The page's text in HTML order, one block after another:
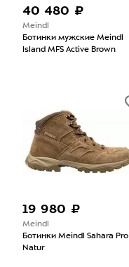
40 480 ₽
Meindl
Ботинки мужские Meindl
Island MFS Active Brown
19 980 ₽
Meindl
Ботинки Meindl Sahara Pro
Natur